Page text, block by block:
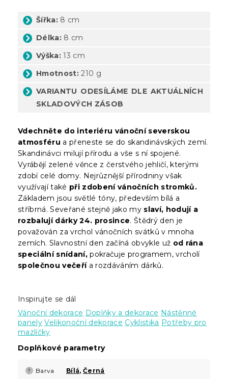
Šířka: 8 cm
Délka: 8 cm
Výška:13 cm
Hmotnost: 210 g
VARIANTU ODESÍLÁME DLE AKTUÁLNÍCH
SKLADOVÝCH ZÁSOB
Vdechněte do interiéru vánoční severskou
atmosféru a přeneste se do skandinávských zemí.
Skandinávci milují přírodu a vše s ní spojené.
Vyrábějí zelené věnce z čerstvého jehličí, kterými
zdobí celé domy. Nejrůznější přírodniny však
využívají také při zdobení vánočních stromků.
Základem jsou světlé tóny, především bílá a
stříbrná. Seveřané stejně jako my slaví, hodují a
rozbalují dárky 24. prosince. Štědrý den je
považován za vrchol vánočních svátků v mnoha
zemích. Slavnostní den začíná obvykle už od rána
speciální snídaní, pokračuje programem, vrcholí
společnou večeřía rozdáváním dárků.
Inspirujte se dál
Vánoční dekorace Doplňky a dekorace Nástěnné
panely Velikonoční dekorace Cyklistika Potřeby pro
mazlíčky
Doplňkové parametry
? Barva Bílá,Černá